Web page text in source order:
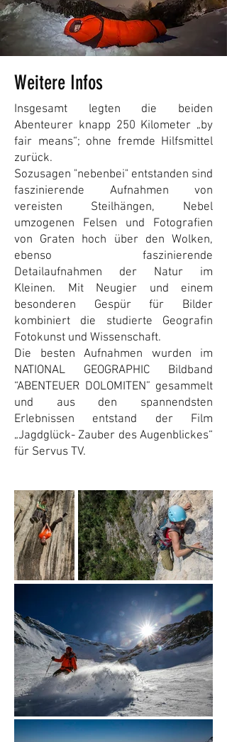
Weitere Infos
Insgesamt legten die beiden
Abenteurer knapp 250 Kilometer „by
fair means“; ohne fremde Hilfsmittel
zurück.
Sozusagen "nebenbei" entstanden sind
faszinierende Aufnahmen von
vereisten Steilhängen, Nebel
umzogenen Felsen und Fotografien
von Graten hoch über den Wolken,
ebenso faszinierende
Detailaufnahmen der Natur im
Kleinen. Mit Neugier und einem
besonderen Gespür für Bilder
kombiniert die studierte Geografin
Fotokunst und Wissenschaft.
Die besten Aufnahmen wurden im
NATIONAL GEOGRAPHIC Bildband
“ABENTEUER DOLOMITEN” gesammelt
und aus den spannendsten
Erlebnissen entstand der Film
„Jagdglück- Zauber des Augenblickes“
für Servus TV.